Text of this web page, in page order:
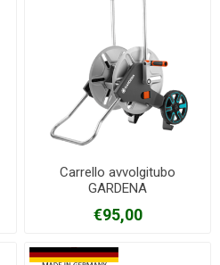
Carrello avvolgitubo
GARDENA
€95,00